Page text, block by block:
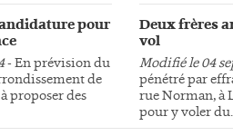
pour
- En prévision du
de
proposer des
Deux frères
vol
Modifié le 04
pénétré par
rue Norman, à
pour y voler